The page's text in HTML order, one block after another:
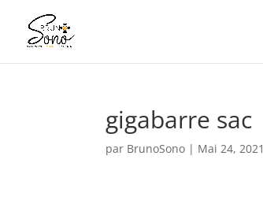
gigabarre sac
par BrunoSono | Mai 24, 2021